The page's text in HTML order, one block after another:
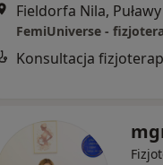
Fieldorfa Nila, Puławy
FemiUniverse -
Konsultacja